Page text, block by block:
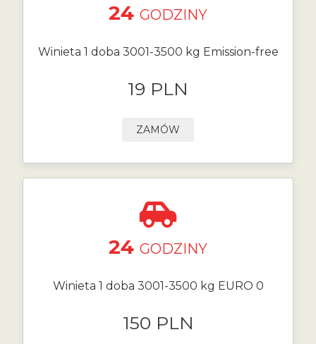
24 GODZINY
Winieta 1 doba 3001-3500 kg Emission-free
19 PLN
ZAMÓW
24 GODZINY
Winieta 1 doba 3001-3500 kg EURO 0
150 PLN